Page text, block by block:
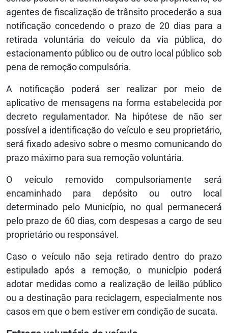
agentes de fiscalização de trânsito procederão a sua
notificação concedendo o prazo de 20 dias para a
retirada voluntária do veículo da via pública, do
estacionamento público ou de outro local público sob
pena de remoção compulsória.
A notificação poderá ser realizar por meio de
aplicativo de mensagens na forma estabelecida por
decreto regulamentador. Na hipótese de não ser
possível a identificação do veículo e seu proprietário,
será fixado adesivo sobre o mesmo comunicando do
prazo máximo para sua remoção voluntária.
O veículo removido compulsoriamente será
encaminhado para depósito ou outro local
determinado pelo Município, no qual permanecerá
pelo prazo de 60 dias, com despesas a cargo de seu
proprietário ou responsável.
Caso o veículo não seja retirado dentro do prazo
estipulado após a remoção, o município poderá
adotar medidas como a realização de leilão público
ou a destinação para reciclagem, especialmente nos
casos em que o bem estiver em condição de sucata.